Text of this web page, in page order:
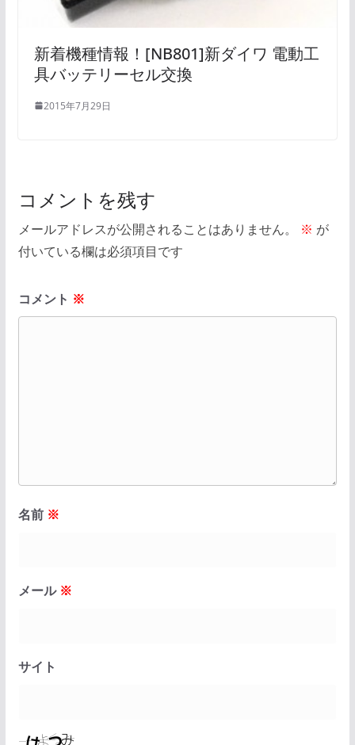
新着機種情報！[NB801]新ダイワ 電動工
具バッテリーセル交換
2015年7月29日
コメントを残す
メールアドレスが公開されることはありません。 ※ が
付いている欄は必須項目です
コメント ※
名前 ※
メール ※
サイト